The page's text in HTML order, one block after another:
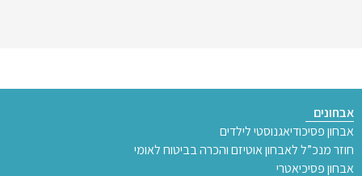
אבחונים
אבחון פסיכודיאגנוסטי לילדים
חוזר מנכ”ל לאבחון אוטיזם והכרה בביטוח לאומי
אבחון פסיכיאטרי